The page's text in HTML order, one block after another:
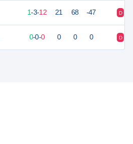
1-3-12 21 68 -47 D
0-0-0 0 0 0 D